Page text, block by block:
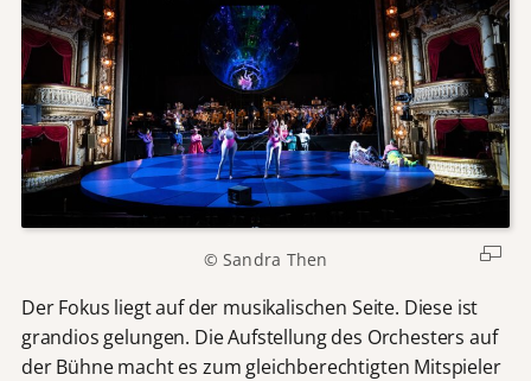
© Sandra Then
Der Fokus liegt auf der musikalischen Seite. Diese ist
grandios gelungen. Die Aufstellung des Orchesters auf
der Bühne macht es zum gleichberechtigten Mitspieler